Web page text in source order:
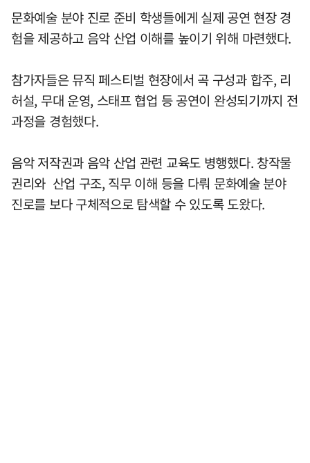
문화예술 분야 진로 준비 학생들에게 실제 공연 현장 경
험을 제공하고 음악 산업 이해를 높이기 위해 마련했다.
참가자들은 뮤직 페스티벌 현장에서 곡 구성과 합주, 리
허설, 무대 운영, 스태프 협업 등 공연이 완성되기까지 전
과정을 경험했다.
음악 저작권과 음악 산업 관련 교육도 병행했다. 창작물
권리와 산업 구조, 직무 이해 등을 다뤄 문화예술 분야
진로를 보다 구체적으로 탐색할 수 있도록 도왔다.